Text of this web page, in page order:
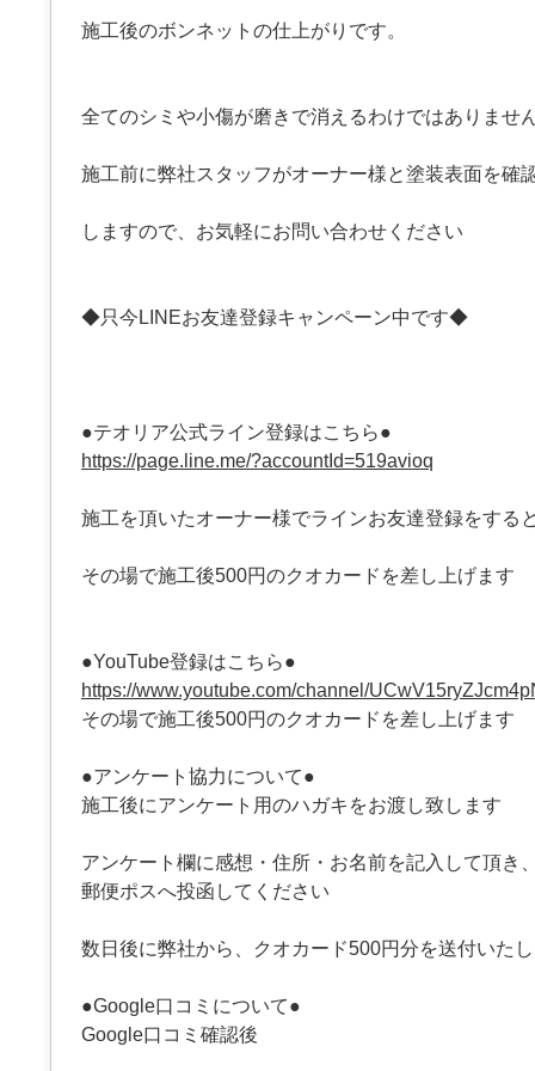
施工後のボンネットの仕上がりです。
全てのシミや小傷が磨きで消えるわけではありません
施工前に弊社スタッフがオーナー様と塗装表面を確
しますので、お気軽にお問い合わせください
◆只今LINEお友達登録キャンペーン中です◆
●テオリア公式ライン登録はこちら●
https://page.line.me/?accountId=519avioq
施工を頂いたオーナー様でラインお友達登録をすると
その場で施工後500円のクオカードを差し上げます
●YouTube登録はこちら●
https://www.youtube.com/channel/
その場で施工後500円のクオカードを差し上げます
●アンケート協力について●
施工後にアンケート用のハガキをお渡し致します
アンケート欄に感想・住所・お名前を記入して頂き、
郵便ポスへ投函してください
数日後に弊社から、クオカード500円分を送付いた
●Google口コミについて●
Google口コミ確認後